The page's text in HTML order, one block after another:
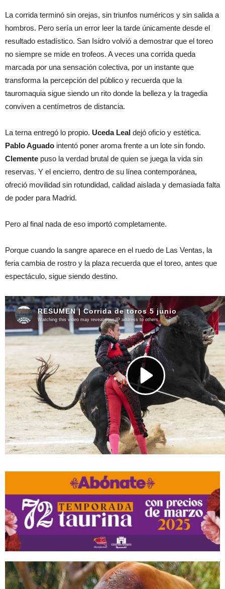
La corrida terminó sin orejas, sin triunfos numéricos y sin salida a
hombros. Pero sería un error leer la tarde únicamente desde el
resultado estadístico. San Isidro volvió a demostrar que el toreo
no siempre se mide en trofeos. A veces una corrida queda
marcada por una sensación colectiva, por un instante que
transforma la percepción del público y recuerda que la
tauromaquia sigue siendo un rito donde la belleza y la tragedia
conviven a centímetros de distancia.
La terna entregó lo propio. Uceda Leal dejó oficio y estética.
Pablo Aguado intentó poner aroma frente a un lote sin fondo.
Clemente puso la verdad brutal de quien se juega la vida sin
reservas. Y el encierro, dentro de su línea contemporánea,
ofreció movilidad sin rotundidad, calidad aislada y demasiada falta
de poder para Madrid.
Pero al final nada de eso importó completamente.
Porque cuando la sangre aparece en el ruedo de Las Ventas, la
feria cambia de rostro y la plaza recuerda que el toreo, antes que
espectáculo, sigue siendo destino.